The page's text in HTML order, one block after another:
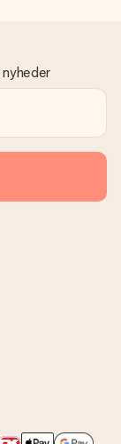
med at finde en
altid
finde den i din
leveret